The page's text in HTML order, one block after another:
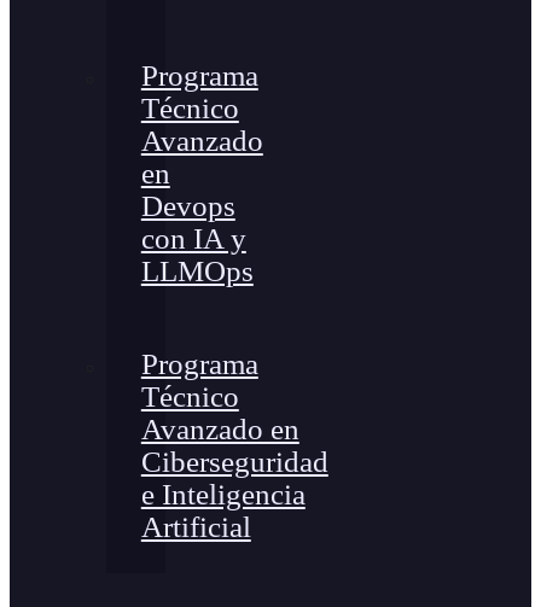
Programa
Técnico
Avanzado
en
Devops
con IA y
LLMOps
Programa
Técnico
Avanzado en
Ciberseguridad
e Inteligencia
Artificial